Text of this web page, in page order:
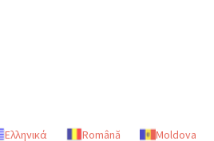
Ελληνικά Română Moldova